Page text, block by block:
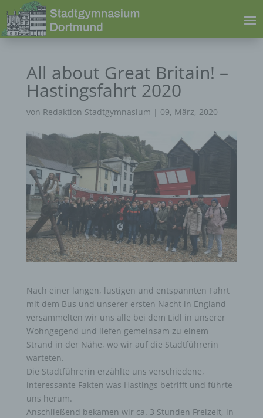
All about Great Britain! –
Hastingsfahrt 2020
von Redaktion Stadtgymnasium | 09, März, 2020
Nach einer langen, lustigen und entspannten Fahrt
mit dem Bus und unserer ersten Nacht in England
versammelten wir uns alle bei dem Lidl in unserer
Wohngegend und liefen gemeinsam zu einem
Strand in der Nähe, wo wir auf die Stadtführerin
warteten.
Die Stadtführerin erzählte uns verschiedene,
interessante Fakten was Hastings betrifft und führte
uns herum.
Anschließend bekamen wir ca. 3 Stunden Freizeit, in